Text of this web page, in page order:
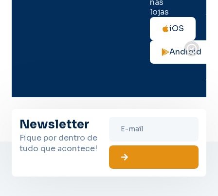
nas
lojas
iOS
Android
no
Newsletter
Fique por dentro de
tudo que acontece!